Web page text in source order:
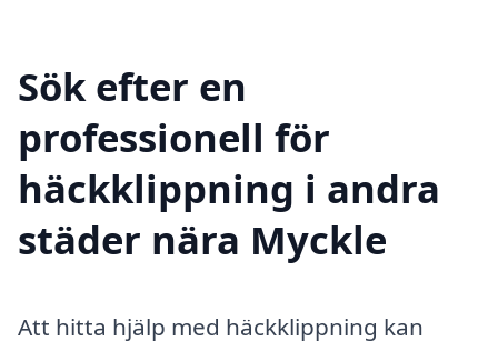
Sök efter en
professionell för
häckklippning i andra
städer nära Myckle
Att hitta hjälp med häckklippning kan